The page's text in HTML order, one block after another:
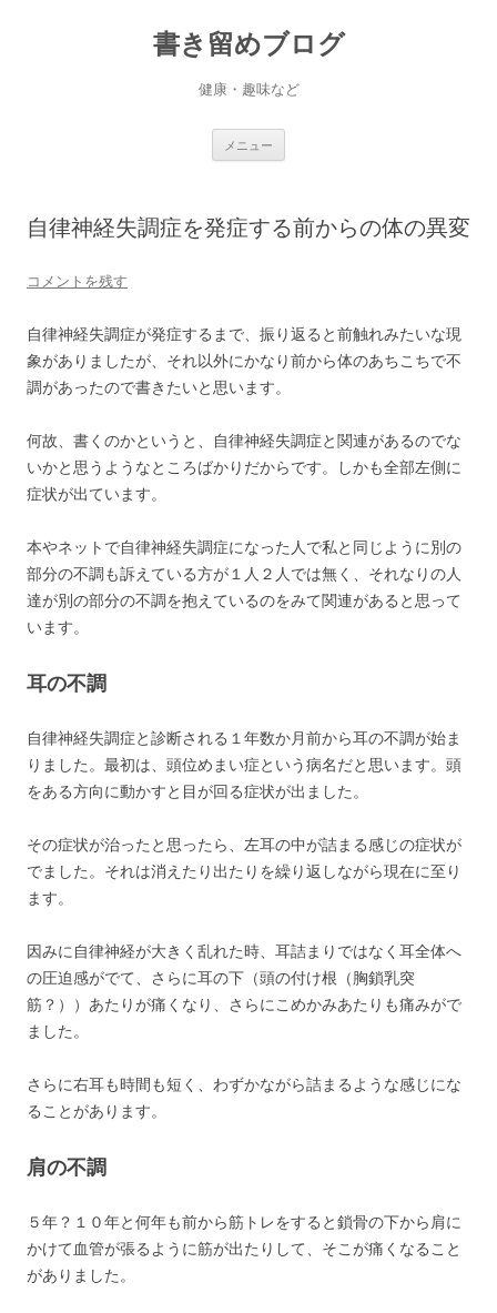
書き留めブログ
健康・趣味など
メニュー
へ
ス
キ
自律神経失調症を発症する前からの体の異変
コメントを残す
自律神経失調症が発症するまで、振り返ると前触れみたいな現
象がありましたが、それ以外にかなり前から体のあちこちで不
調があったので書きたいと思います。
何故、書くのかというと、自律神経失調症と関連があるのでな
いかと思うようなところばかりだからです。しかも全部左側に
症状が出ています。
本やネットで自律神経失調症になった人で私と同じように別の
部分の不調も訴えている方が１人２人では無く、それなりの人
達が別の部分の不調を抱えているのをみて関連があると思って
います。
耳の不調
自律神経失調症と診断される１年数か月前から耳の不調が始ま
りました。最初は、頭位めまい症という病名だと思います。頭
をある方向に動かすと目が回る症状が出ました。
その症状が治ったと思ったら、左耳の中が詰まる感じの症状が
でました。それは消えたり出たりを繰り返しながら現在に至り
ます。
因みに自律神経が大きく乱れた時、耳詰まりではなく耳全体へ
の圧迫感がでて、さらに耳の下（頭の付け根（胸鎖乳突
筋？））あたりが痛くなり、さらにこめかみあたりも痛みがで
ました。
さらに右耳も時間も短く、わずかながら詰まるような感じにな
ることがあります。
肩の不調
５年？１０年と何年も前から筋トレをすると鎖骨の下から肩に
かけて血管が張るように筋が出たりして、そこが痛くなること
がありました。